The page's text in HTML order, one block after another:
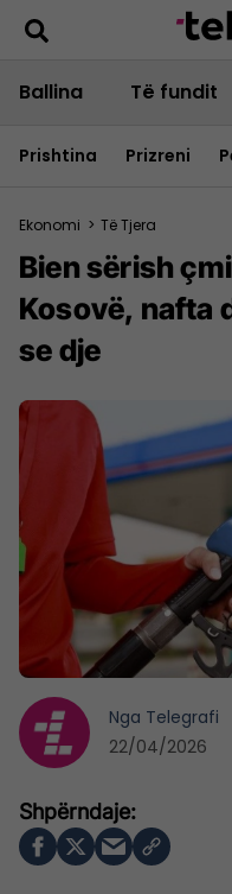
Ballina Të fundit
Prishtina Prizreni
Ekonomi > Të Tjera
Bien sërish
Kosovë, nafta
se dje
Nga Telegrafi
22/04/2026